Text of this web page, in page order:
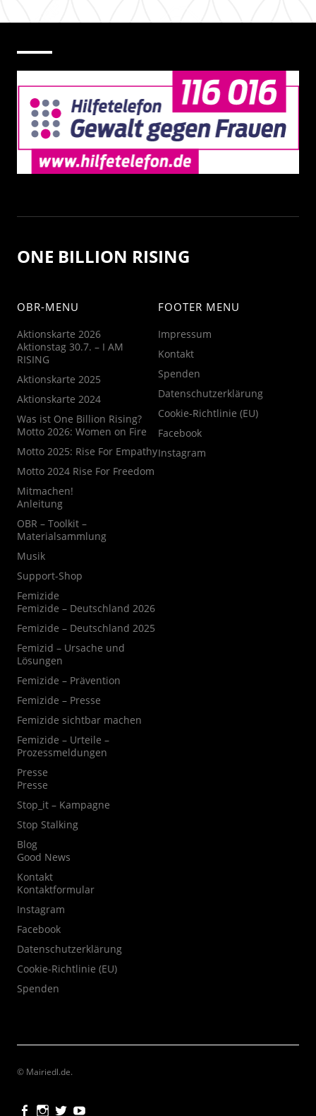
ONE BILLION RISING
OBR-MENU
Aktionskarte 2026
Aktionstag 30.7. – I AM
RISING
Aktionskarte 2025
Aktionskarte 2024
Was ist One Billion Rising?
Motto 2026: Women on Fire
Motto 2025: Rise For Empathy
Motto 2024 Rise For Freedom
Mitmachen!
Anleitung
OBR – Toolkit –
Materialsammlung
Musik
Support-Shop
Femizide
Femizide – Deutschland 2026
Femizide – Deutschland 2025
Femizid – Ursache und
Lösungen
Femizide – Prävention
Femizide – Presse
Femizide sichtbar machen
Femizide – Urteile –
Prozessmeldungen
Presse
Presse
Stop_it – Kampagne
Stop Stalking
Blog
Good News
Kontakt
Kontaktformular
Instagram
Facebook
Datenschutzerklärung
Cookie-Richtlinie (EU)
Spenden
FOOTER MENU
Impressum
Kontakt
Spenden
Datenschutzerklärung
Cookie-Richtlinie (EU)
Facebook
Instagram
© Mairiedl.de